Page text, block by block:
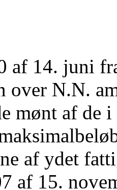
af 14. juni
over N.N.
mønt af de
af ydet
af 15.